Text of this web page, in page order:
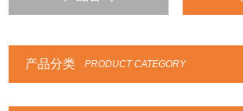
产品分类 PRODUCT CATEGORY